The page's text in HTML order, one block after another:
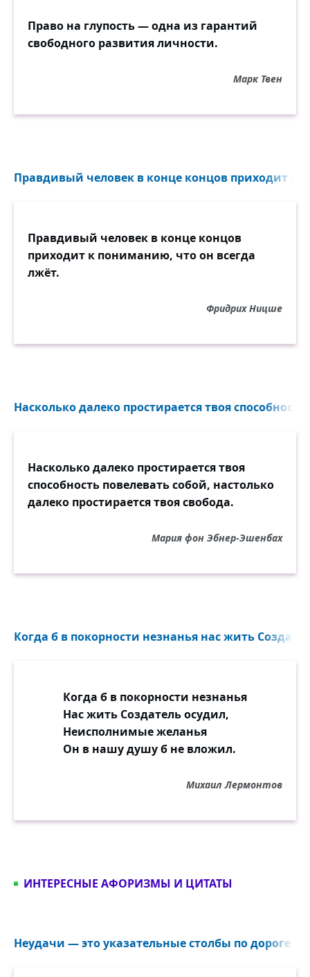
Право на глупость — одна из гарантий
свободного развития личности.
Марк Твен
Правдивый человек в конце концов приходит к
Правдивый человек в конце концов
приходит к пониманию, что он всегда
лжёт.
Фридрих Ницше
Насколько далеко простирается твоя
Насколько далеко простирается твоя
способность повелевать собой, настолько
далеко простирается твоя свобода.
Мария фон Эбнер-Эшенбах
Когда б в покорности незнанья нас жить
Когда б в покорности незнанья
Нас жить Создатель осудил,
Неисполнимые желанья
Он в нашу душу б не вложил.
Михаил Лермонтов
ИНТЕРЕСНЫЕ АФОРИЗМЫ И ЦИТАТЫ
Неудачи — это указательные столбы по дороге к